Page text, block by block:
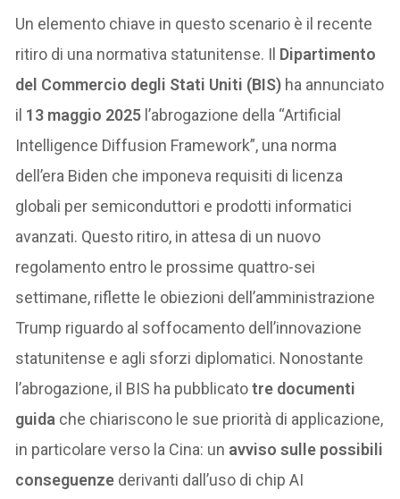
Un elemento chiave in questo scenario è il recente
ritiro di una normativa statunitense. Il Dipartimento
del Commercio degli Stati Uniti (BIS) ha annunciato
il 13 maggio 2025 l’abrogazione della “Artificial
Intelligence Diffusion Framework”, una norma
dell’era Biden che imponeva requisiti di licenza
globali per semiconduttori e prodotti informatici
avanzati. Questo ritiro, in attesa di un nuovo
regolamento entro le prossime quattro-sei
settimane, riflette le obiezioni dell’amministrazione
Trump riguardo al soffocamento dell’innovazione
statunitense e agli sforzi diplomatici. Nonostante
l’abrogazione, il BIS ha pubblicatotre documenti
guida che chiariscono le sue priorità di applicazione,
in particolare verso la Cina: un avviso sulle possibili
conseguenze derivanti dall’uso di chip AI